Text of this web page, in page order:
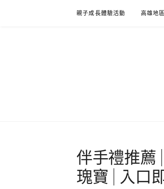
親子成長體驗活動 高雄地
伴手禮推薦
瑰寶 | 入口